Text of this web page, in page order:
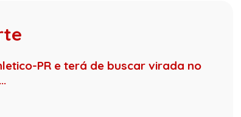
PR e terá de buscar virada no